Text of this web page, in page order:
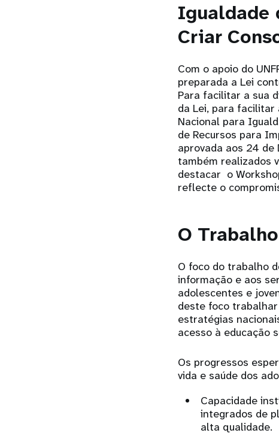
Igualdade
Criar
Com o apoio do
preparada a Lei
Para facilitar a sua
da Lei, para facilitar
Nacional para
de Recursos para
aprovada aos 24 de
também realizados
destacar o
reflecte o
O
O foco do trabalho
informação e aos
adolescentes e
deste foco
estratégias
acesso à educação
Os progressos
vida e saúde dos
Capacidade
integrados de
alta qualidade.